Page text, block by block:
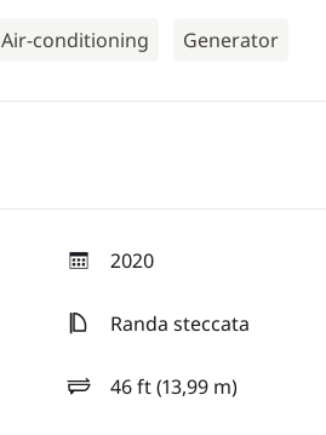
Air-conditioning Generator
2020
anno
Randa steccata
46 ft (13,99 m)
lunghezza